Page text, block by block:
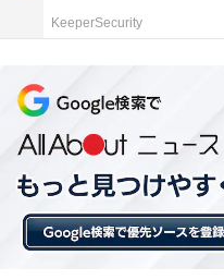
KeeperSecurity